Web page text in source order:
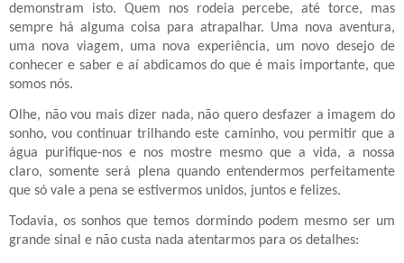
demonstram isto. Quem nos rodeia percebe, até torce, mas
sempre há alguma coisa para atrapalhar. Uma nova aventura,
uma nova viagem, uma nova experiência, um novo desejo de
conhecer e saber e aí abdicamos do que é mais importante, que
somos nós.
Olhe, não vou mais dizer nada, não quero desfazer a imagem do
sonho, vou continuar trilhando este caminho, vou permitir que a
água purifique-nos e nos mostre mesmo que a vida, a nossa
claro, somente será plena quando entendermos perfeitamente
que só vale a pena se estivermos unidos, juntos e felizes.
Todavia, os sonhos que temos dormindo podem mesmo ser um
grande sinal e não custa nada atentarmos para os detalhes: